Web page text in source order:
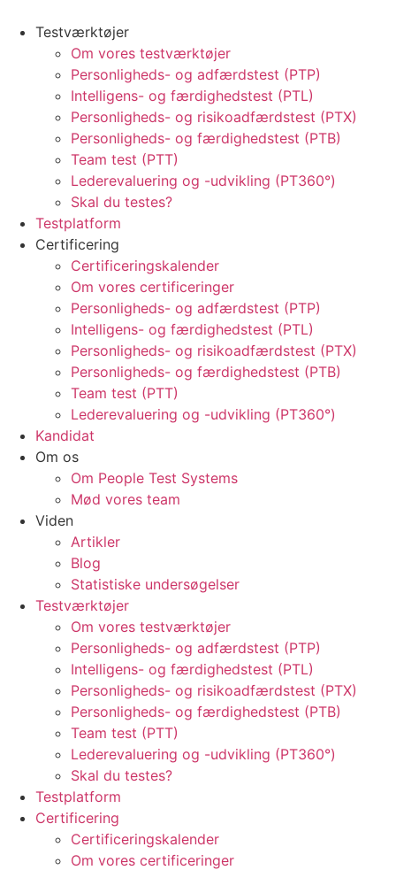
Testværktøjer
Om vores testværktøjer
Personligheds- og adfærdstest (PTP)
Intelligens- og færdighedstest (PTL)
Personligheds- og risikoadfærdstest (PTX)
Personligheds- og færdighedstest (PTB)
Team test (PTT)
Lederevaluering og -udvikling (PT360°)
Skal du testes?
Testplatform
Certificering
Certificeringskalender
Om vores certificeringer
Personligheds- og adfærdstest (PTP)
Intelligens- og færdighedstest (PTL)
Personligheds- og risikoadfærdstest (PTX)
Personligheds- og færdighedstest (PTB)
Team test (PTT)
Lederevaluering og -udvikling (PT360°)
Kandidat
Om os
Om People Test Systems
Mød vores team
Viden
Artikler
Blog
Statistiske undersøgelser
Testværktøjer
Om vores testværktøjer
Personligheds- og adfærdstest (PTP)
Intelligens- og færdighedstest (PTL)
Personligheds- og risikoadfærdstest (PTX)
Personligheds- og færdighedstest (PTB)
Team test (PTT)
Lederevaluering og -udvikling (PT360°)
Skal du testes?
Testplatform
Certificering
Certificeringskalender
Om vores certificeringer